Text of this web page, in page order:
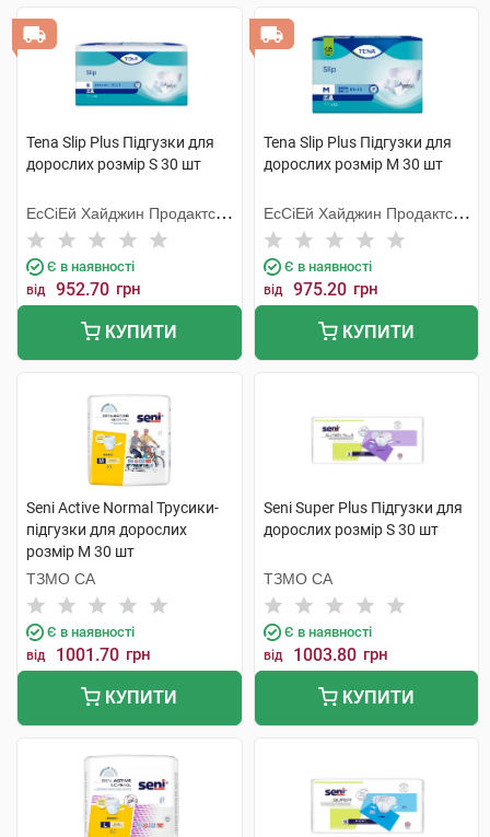
Tena Slip Plus Підгузки для
дорослих розмір S 30 шт
ЕсСіЕй Хайджин Продактс
Хугезанд
Є в наявності
від 952.70 грн
КУПИТИ
Tena Slip Plus Підгузки для
дорослих розмір M 30 шт
ЕсСіЕй Хайджин Продактс
Хугезанд
Є в наявності
від 975.20 грн
КУПИТИ
Seni Active Normal Трусики-
підгузки для дорослих
розмір М 30 шт
ТЗМО СА
Є в наявності
від 1001.70 грн
КУПИТИ
Seni Super Plus Підгузки для
дорослих розмір S 30 шт
ТЗМО СА
Є в наявності
від 1003.80 грн
КУПИТИ